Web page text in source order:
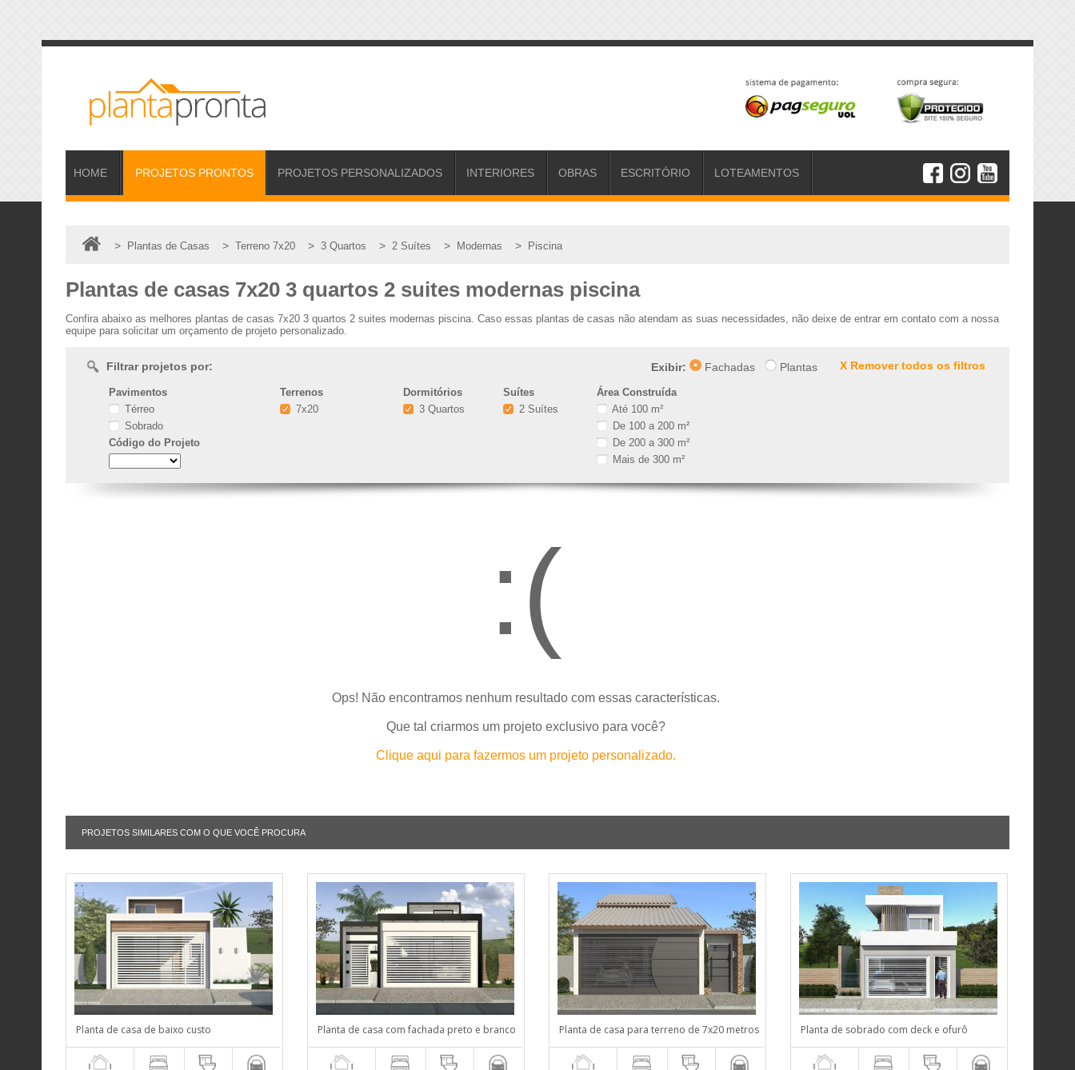
HOME PROJETOS PRONTOS PROJETOS PERSONALIZADOS INTERIORES OBRAS ESCRITÓRIO LOTEAMENTOS
> Plantas de Casas > Terreno 7x20 > 3 Quartos > 2 Suítes > Modernas > Piscina
Plantas de casas 7x20 3 quartos 2 suites modernas piscina
Confira abaixo as melhores plantas de casas 7x20 3 quartos 2 suites modernas piscina. Caso essas plantas de casas não atendam as suas necessidades, não deixe de entrar em contato com a nossa
equipe para solicitar um orçamento de projeto personalizado.
X Remover todos os filtros
Filtrar projetos por: Exibir: Fachadas Plantas
Pavimentos
Térreo
Sobrado
Código do Projeto
Terrenos
7x20
Dormitórios
3 Quartos
Suítes
2 Suítes
Área Construída
Até 100 m²
De 100 a 200 m²
De 200 a 300 m²
Mais de 300 m²
:(
Ops! Não encontramos nenhum resultado com essas características.
Que tal criarmos um projeto exclusivo para você?
Clique aqui para fazermos um projeto personalizado.
PROJETOS SIMILARES COM O QUE VOCÊ PROCURA
Planta de casa de baixo custo Planta de casa com fachada preto e branco Planta de casa para terreno de 7x20 metros Planta de sobrado com deck e ofurô